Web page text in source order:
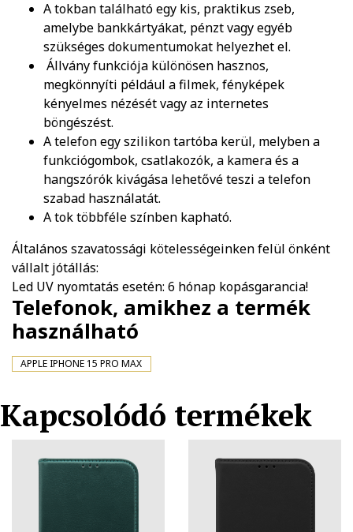
A tokban található egy kis, praktikus zseb,
amelybe bankkártyákat, pénzt vagy egyéb
szükséges dokumentumokat helyezhet el.
Állvány funkciója különösen hasznos,
megkönnyíti például a filmek, fényképek
kényelmes nézését vagy az internetes
böngészést.
A telefon egy szilikon tartóba kerül, melyben a
funkciógombok, csatlakozók, a kamera és a
hangszórók kivágása lehetővé teszi a telefon
szabad használatát.
A tok többféle színben kapható.
Általános szavatossági kötelességeinken felül önként
vállalt jótállás:
Led UV nyomtatás esetén: 6 hónap kopásgarancia!
Telefonok, amikhez a termék
használható
APPLE IPHONE 15 PRO MAX
Kapcsolódó termékek